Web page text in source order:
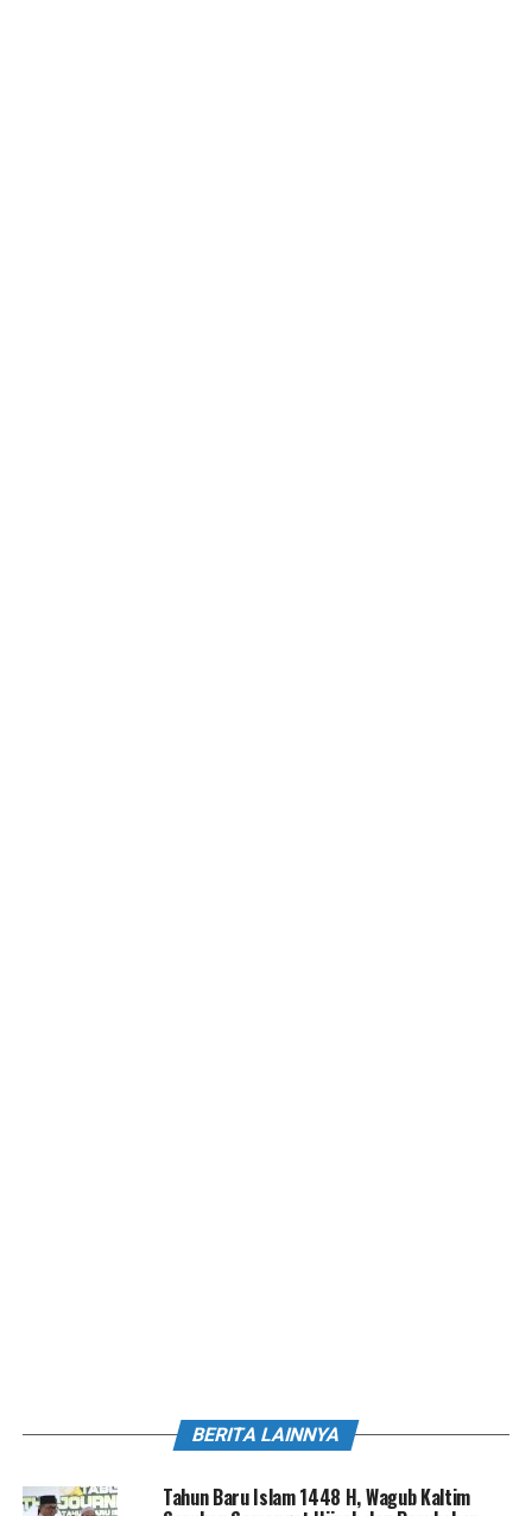
BERITA LAINNYA
Tahun Baru Islam 1448 H, Wagub Kaltim